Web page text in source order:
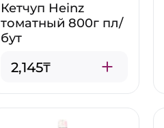
Кетчуп Heinz
томатный 800г пл/
бут
2,145₸